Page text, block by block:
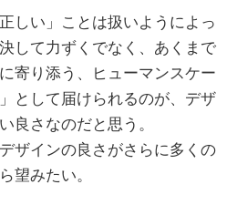
しい」ことは扱いようによっ
して力ずくでなく、あくまで
寄り添う、ヒューマンスケー
として届けられるのが、デザ
良さなのだと思う。
ザインの良さがさらに多くの
望みたい。